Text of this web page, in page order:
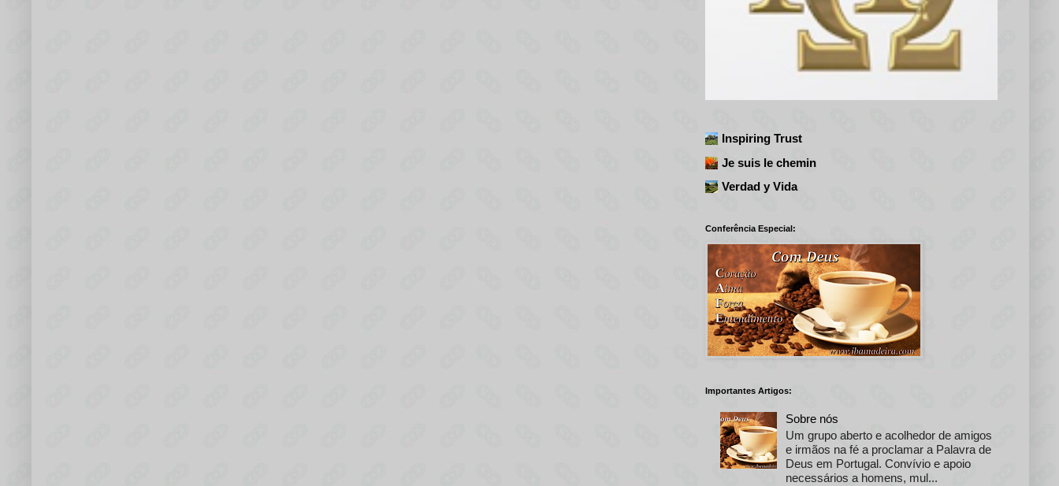
Inspiring Trust
Je suis le chemin
Verdad y Vida
Conferência Especial:
Importantes Artigos:
Sobre nós
Um grupo aberto e acolhedor de amigos
e irmãos na fé a proclamar a Palavra de
Deus em Portugal. Convívio e apoio
necessários a homens, mul...